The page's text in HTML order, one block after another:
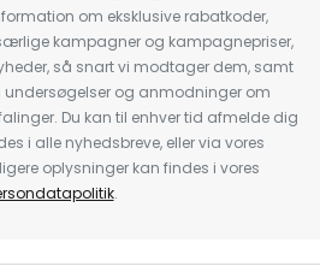
om eksklusive rabatkoder,
kampagner og kampagnepriser,
så snart vi modtager dem, samt
og anmodninger om
Du kan til enhver tid afmelde dig
i alle nyhedsbreve, eller via vores
oplysninger kan findes i vores
.